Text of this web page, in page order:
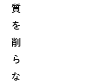
質
を
削
ら
な